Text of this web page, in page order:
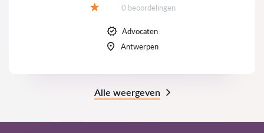
Beoordelingen:
0 beoordelingen
Advocaten
Antwerpen
Alle weergeven